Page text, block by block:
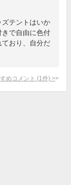
テントはいか
で自由に色付
おり、自分だ
めコメント (1 件) >